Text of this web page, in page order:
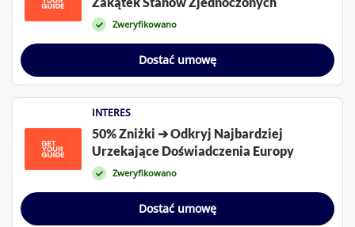
Zweryfikowano
Dostać umowę
INTERES
50% Zniżki ➔ Odkryj Najbardziej
Urzekające Doświadczenia Europy
Zweryfikowano
Dostać umowę